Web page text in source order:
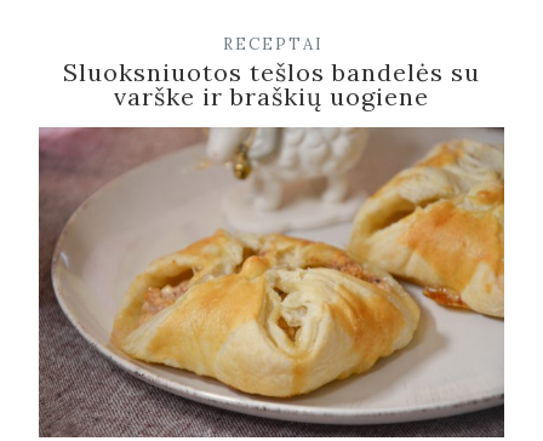
RECEPTAI
Sluoksniuotos tešlos bandelės su
varške ir braškių uogiene